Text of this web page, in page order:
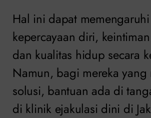
Hal ini dapat memengaruhi
kepercayaan diri,
dan kualitas hidup secara
Namun, bagi mereka yang
solusi, bantuan ada di
di klinik ejakulasi dini di